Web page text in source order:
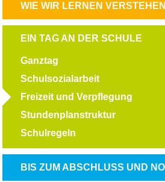
NAVIGATION
ÜBERSPRINGEN
WIE WIR LERNEN VERSTEHEN
NAVIGATION
EIN TAG AN DER SCHULE
Ganztag
Schulsozialarbeit
Freizeit und Verpflegung
Stundenplanstruktur
Schulregeln
NAVIGATION
BIS ZUM ABSCHLUSS UND